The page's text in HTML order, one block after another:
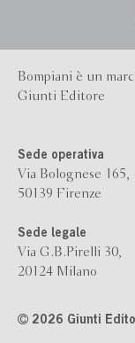
Bompiani è un
Giunti Editore
Sede operativa
Via Bolognese 165,
50139 Firenze
Sede legale
Via G.B.Pirelli 30,
20124 Milano
2026 Giunti